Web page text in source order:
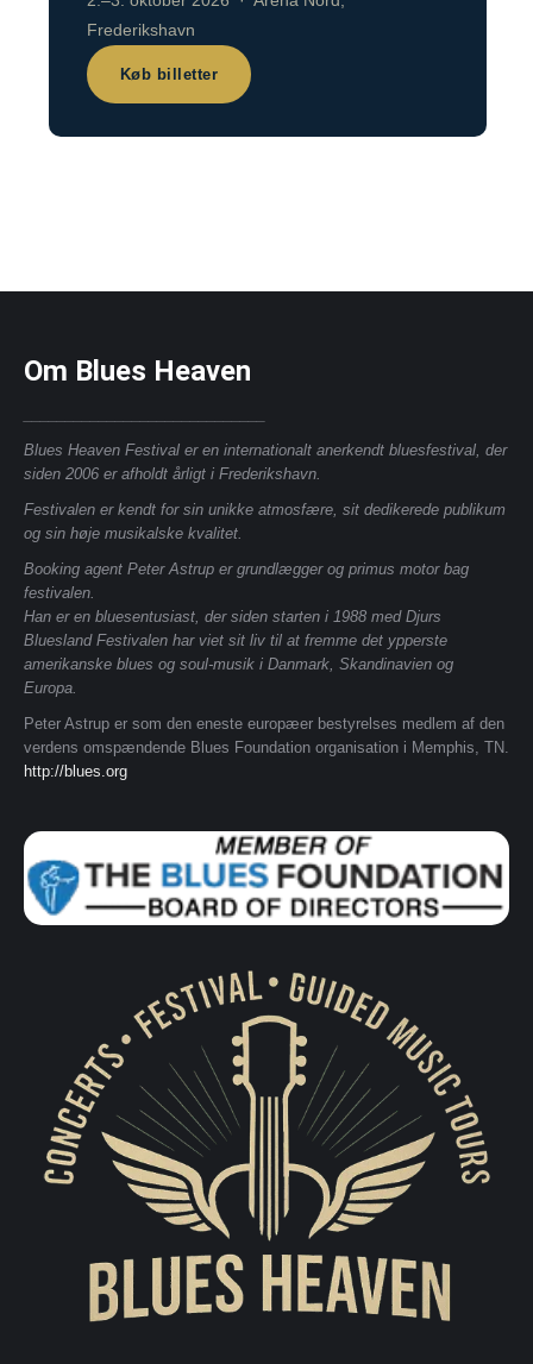
Frederikshavn
Køb billetter
Om Blues Heaven
Blues Heaven Festival er en internationalt anerkendt bluesfestival, der
siden 2006 er afholdt årligt i Frederikshavn.
Festivalen er kendt for sin unikke atmosfære, sit dedikerede publikum
og sin høje musikalske kvalitet.
Booking agent Peter Astrup er grundlægger og primus motor bag
festivalen.
Han er en bluesentusiast, der siden starten i 1988 med Djurs
Bluesland Festivalen har viet sit liv til at fremme det ypperste
amerikanske blues og soul-musik i Danmark, Skandinavien og
Europa.
Peter Astrup er som den eneste europæer bestyrelses medlem af den
verdens omspændende Blues Foundation organisation i Memphis, TN.
http://blues.org